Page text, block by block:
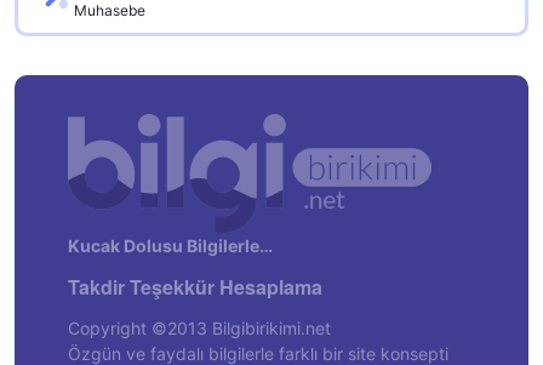
Muhasebe
Kucak Dolusu Bilgilerle…
Takdir Teşekkür Hesaplama
Copyright ©2013 Bilgibirikimi.net
Özgün ve faydalı bilgilerle farklı bir site konsepti